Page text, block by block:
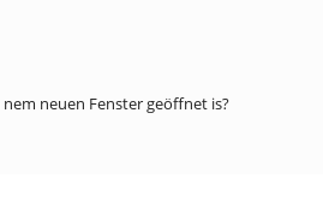
neuen Fenster geöffnet is?